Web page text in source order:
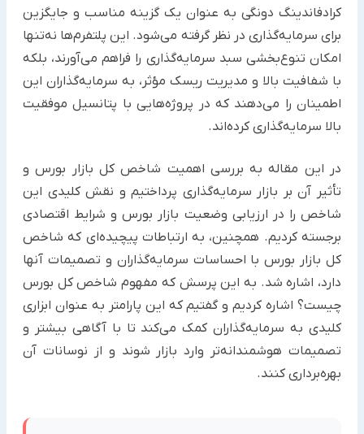
کرادفاندینگ دونگی به عنوان یک گزینه مناسب و جایگزین
برای سرمایه‌گذاری در نظر گرفته می‌شود. این پلتفرم‌ها نه‌تنها
امکان تنوع‌بخشی سبد سرمایه‌گذاری را فراهم می‌آورند، بلکه
با شفافیت بالا و مدیریت ریسک مؤثر، به سرمایه‌گذاران این
اطمینان را می‌دهند که در پروژه‌هایی با پتانسیل موفقیت
بالا سرمایه‌گذاری کرده‌اند.
در این مقاله به بررسی اهمیت شاخص کل بازار بورس و
تأثیر آن بر بازار سرمایه‌گذاری پرداختیم و نقش کلیدی این
شاخص را در ارزیابی وضعیت بازار بورس و شرایط اقتصادی
برجسته کردیم. همچنین، به ارتباطات پیچیده‌ای که شاخص
کل بازار بورس با احساسات سرمایه‌گذاران و تصمیمات آنها
دارد، اشاره شد. به این پرسش که مفهوم شاخص کل بورس
چیست؟ اشاره کردیم و گفتیم که این پارامتر به عنوان ابزاری
کلیدی به سرمایه‌گذاران کمک می‌کند تا با آگاهی بیشتر و
تصمیمات هوشمندانه‌تر وارد بازار شوند و از نوسانات آن
بهره‌برداری کنند.